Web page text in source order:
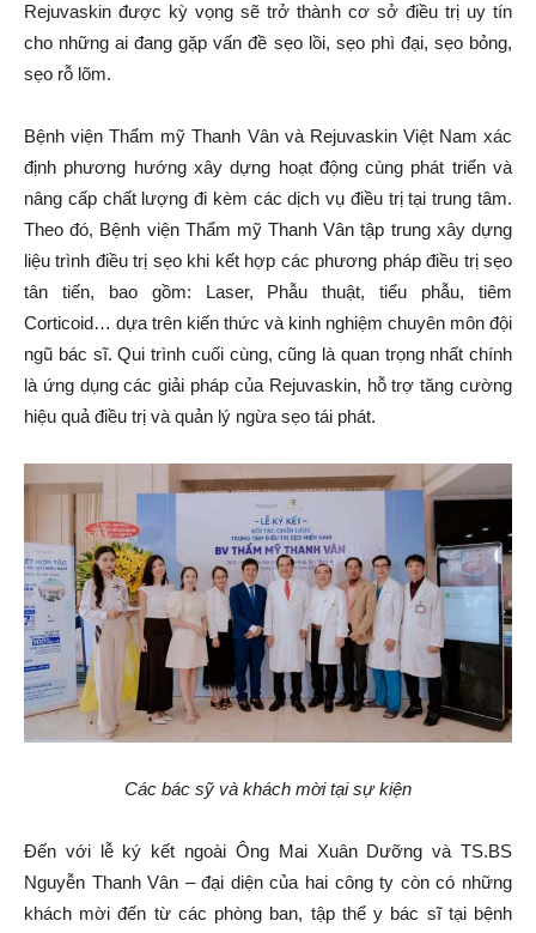
Rejuvaskin được kỳ vọng sẽ trở thành cơ sở điều trị uy tín
cho những ai đang gặp vấn đề sẹo lồi, sẹo phì đại, sẹo bỏng,
sẹo rỗ lõm.
Bệnh viện Thẩm mỹ Thanh Vân và Rejuvaskin Việt Nam xác
định phương hướng xây dựng hoạt động cùng phát triển và
nâng cấp chất lượng đi kèm các dịch vụ điều trị tại trung tâm.
Theo đó, Bệnh viện Thẩm mỹ Thanh Vân tập trung xây dựng
liệu trình điều trị sẹo khi kết hợp các phương pháp điều trị sẹo
tân tiến, bao gồm: Laser, Phẫu thuật, tiểu phẫu, tiêm
Corticoid… dựa trên kiến thức và kinh nghiệm chuyên môn đội
ngũ bác sĩ. Qui trình cuối cùng, cũng là quan trọng nhất chính
là ứng dụng các giải pháp của Rejuvaskin, hỗ trợ tăng cường
hiệu quả điều trị và quản lý ngừa sẹo tái phát.
Các bác sỹ và khách mời tại sự kiện
Đến với lễ ký kết ngoài Ông Mai Xuân Dưỡng và TS.BS
Nguyễn Thanh Vân – đại diện của hai công ty còn có những
khách mời đến từ các phòng ban, tập thể y bác sĩ tại bệnh